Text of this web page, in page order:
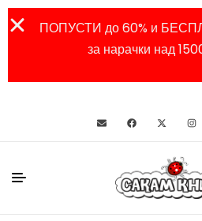
ПОПУСТИ до 60% и
за нарачки над